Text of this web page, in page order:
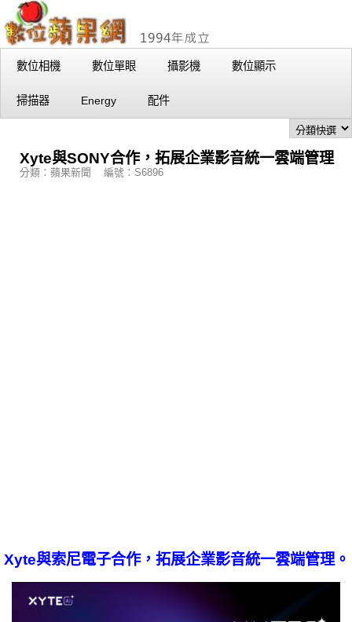
數位相機 數位單眼 攝影機 數位顯示
掃描器 Energy 配件
Xyte與SONY合作，拓展企業影音統一雲端管理
分類：蘋果新聞 編號：S6896
Xyte與索尼電子合作，拓展企業影音統一雲端管理。